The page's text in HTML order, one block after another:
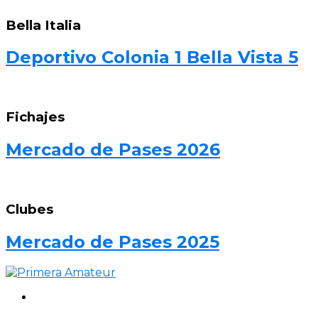
Bella Italia
Deportivo Colonia 1 Bella Vista 5
Fichajes
Mercado de Pases 2026
Clubes
Mercado de Pases 2025